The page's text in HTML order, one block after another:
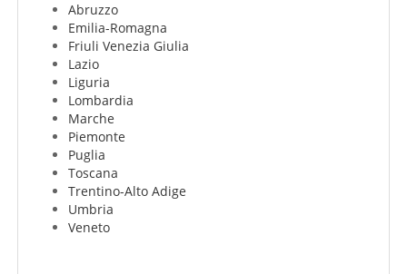
Abruzzo
Emilia-Romagna
Friuli Venezia Giulia
Lazio
Liguria
Lombardia
Marche
Piemonte
Puglia
Toscana
Trentino-Alto Adige
Umbria
Veneto